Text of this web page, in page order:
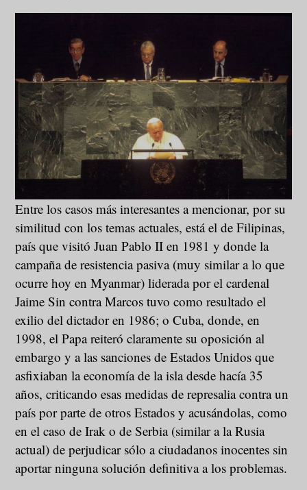
Entre los casos más interesantes a mencionar, por su
similitud con los temas actuales, está el de Filipinas,
país que visitó Juan Pablo II en 1981 y donde la
campaña de resistencia pasiva (muy similar a lo que
ocurre hoy en Myanmar) liderada por el cardenal
Jaime Sin contra Marcos tuvo como resultado el
exilio del dictador en 1986; o Cuba, donde, en
1998, el Papa reiteró claramente su oposición al
embargo y a las sanciones de Estados Unidos que
asfixiaban la economía de la isla desde hacía 35
años, criticando esas medidas de represalia contra un
país por parte de otros Estados y acusándolas, como
en el caso de Irak o de Serbia (similar a la Rusia
actual) de perjudicar sólo a ciudadanos inocentes sin
aportar ninguna solución definitiva a los problemas.